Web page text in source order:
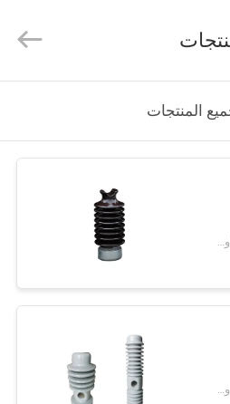
الطاقة
المنتجات
قابل للتفاوض MOQ:قابل للتفاوض